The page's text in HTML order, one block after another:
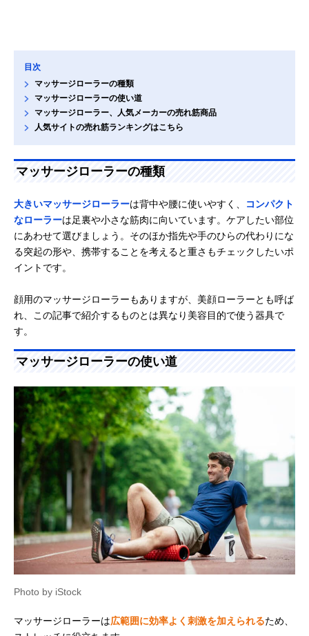
目次
マッサージローラーの種類
マッサージローラーの使い道
マッサージローラー、人気メーカーの売れ筋商品
人気サイトの売れ筋ランキングはこちら
マッサージローラーの種類
大きいマッサージローラーは背中や腰に使いやすく、
コンパクト
なローラーは足裏や小さな筋肉に向いています。ケアしたい部位
にあわせて選びましょう。そのほか指先や手のひらの代わりにな
る突起の形や、携帯することを考えると重さもチェックしたいポ
イントです。
顔用のマッサージローラーもありますが、美顔ローラーとも呼ば
れ、この記事で紹介するものとは異なり美容目的で使う器具で
す。
マッサージローラーの使い道
Photo by iStock
マッサージローラーは広範囲に効率よく刺激を加えられるため、